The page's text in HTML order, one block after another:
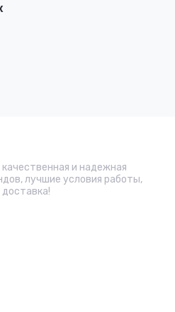
и надежная
лучшие условия работы,